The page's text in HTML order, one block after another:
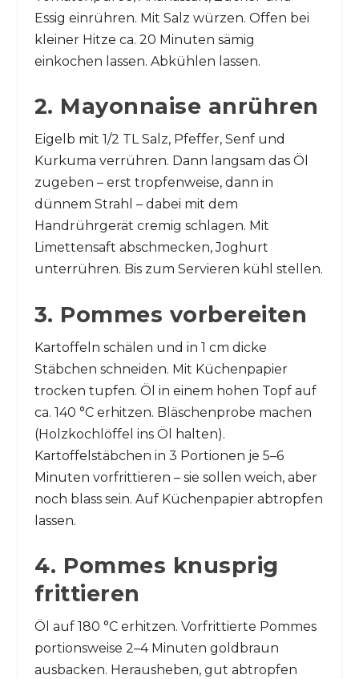
Essig einrühren. Mit Salz würzen. Offen bei
kleiner Hitze ca. 20 Minuten sämig
einkochen lassen. Abkühlen lassen.
2. Mayonnaise anrühren
Eigelb mit 1/2 TL Salz, Pfeffer, Senf und
Kurkuma verrühren. Dann langsam das Öl
zugeben – erst tropfenweise, dann in
dünnem Strahl – dabei mit dem
Handrührgerät cremig schlagen. Mit
Limettensaft abschmecken, Joghurt
unterrühren. Bis zum Servieren kühl stellen.
3. Pommes vorbereiten
Kartoffeln schälen und in 1 cm dicke
Stäbchen schneiden. Mit Küchenpapier
trocken tupfen. Öl in einem hohen Topf auf
ca. 140 °C erhitzen. Bläschenprobe machen
(Holzkochlöffel ins Öl halten).
Kartoffelstäbchen in 3 Portionen je 5–6
Minuten vorfrittieren – sie sollen weich, aber
noch blass sein. Auf Küchenpapier abtropfen
lassen.
4. Pommes knusprig
frittieren
Öl auf 180 °C erhitzen. Vorfrittierte Pommes
portionsweise 2–4 Minuten goldbraun
ausbacken. Herausheben, gut abtropfen